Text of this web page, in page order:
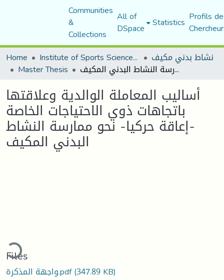
Communities
&
Collections
All of
DSpace Statistics Profils
Home
Institute of Sports Sciences and Techniques نشاط بدني مكيف
Master Thesis أساليب المعاملة الوالدية وعلاقتها باتجاهات ذوي الاحتياجات الخاصة -إعاقة حركيا- نحو ممارسة النشاط البدني المكيف
أساليب المعاملة الوالدية وعلاقتها
باتجاهات ذوي الاحتياجات الخاصة
-إعاقة حركيا- نحو ممارسة النشاط
البدني المكيف
Loading...
Files
واجهة المذكرة.pdf(347.89 KB)